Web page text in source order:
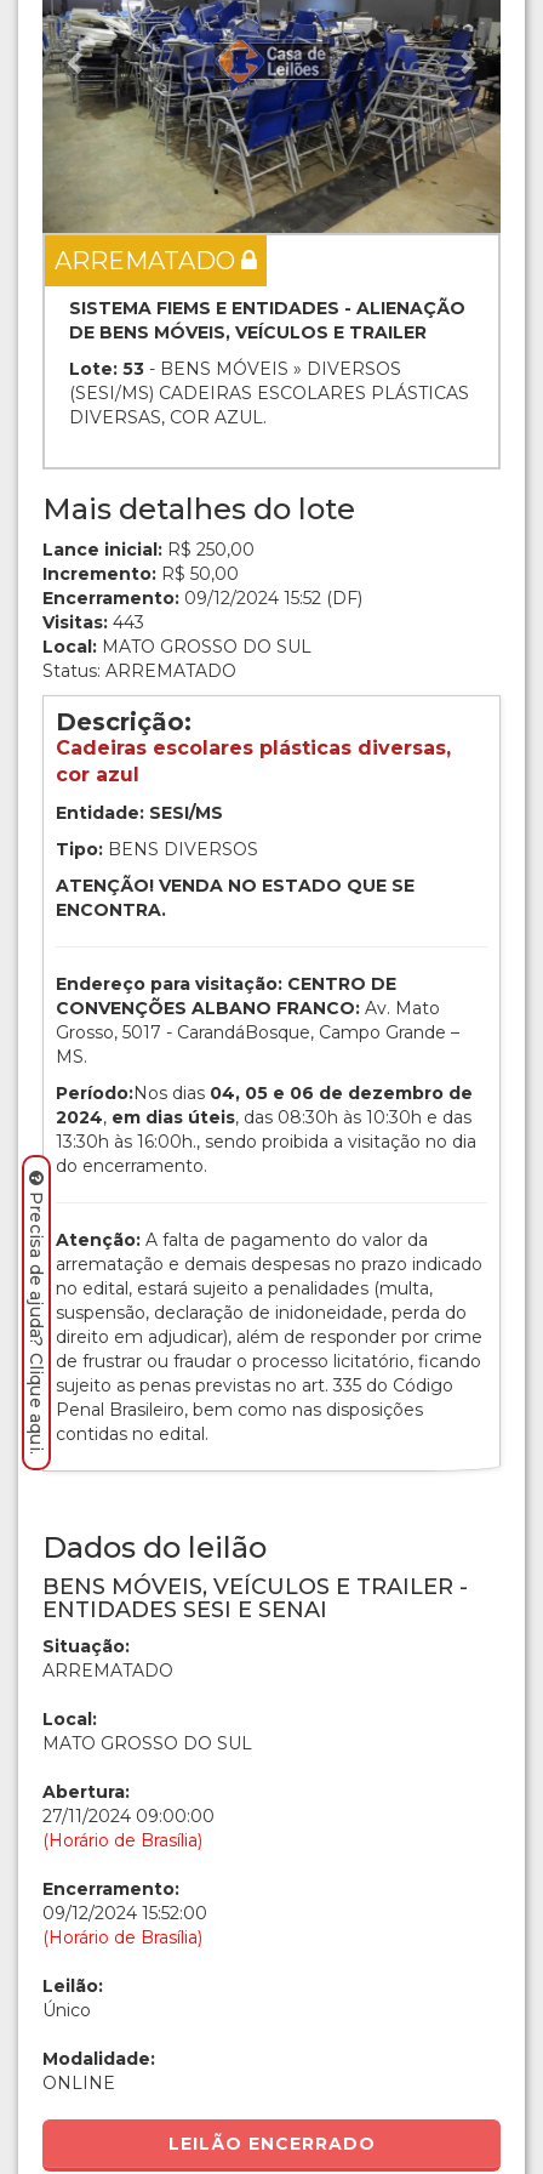
ARREMATADO
SISTEMA FIEMS E ENTIDADES - ALIENAÇÃO
DE BENS MÓVEIS, VEÍCULOS E TRAILER
Lote: 53 - BENS MÓVEIS » DIVERSOS
(SESI/MS) CADEIRAS ESCOLARES PLÁSTICAS
DIVERSAS, COR AZUL.
Mais detalhes do lote
Lance inicial: R$ 250,00
Incremento: R$ 50,00
Encerramento: 09/12/2024 15:52 (DF)
Visitas: 443
Local: MATO GROSSO DO SUL
Status: ARREMATADO
Descrição:
Cadeiras escolares plásticas diversas,
cor azul
Entidade: SESI/MS
Tipo: BENS DIVERSOS
ATENÇÃO! VENDA NO ESTADO QUE SE
ENCONTRA.
Endereço para visitação: CENTRO DE
CONVENÇÕES ALBANO FRANCO: Av. Mato
Grosso, 5017 - CarandáBosque, Campo Grande –
MS.
Período:Nos dias 04, 05 e 06 de dezembro de
2024, em dias úteis, das 08:30h às 10:30h e das
13:30h às 16:00h., sendo proibida a visitação no dia
do encerramento.
Atenção: A falta de pagamento do valor da
arrematação e demais despesas no prazo indicado
no edital, estará sujeito a penalidades (multa,
suspensão, declaração de inidoneidade, perda do
direito em adjudicar), além de responder por crime
de frustrar ou fraudar o processo licitatório, ficando
sujeito as penas previstas no art. 335 do Código
Penal Brasileiro, bem como nas disposições
contidas no edital.
Dados do leilão
BENS MÓVEIS, VEÍCULOS E TRAILER -
ENTIDADES SESI E SENAI
Situação:
ARREMATADO
Local:
MATO GROSSO DO SUL
Abertura:
27/11/2024 09:00:00
(Horário de Brasília)
Encerramento:
09/12/2024 15:52:00
(Horário de Brasília)
Leilão:
Único
Modalidade:
ONLINE
LEILÃO ENCERRADO
Precisa de ajuda? Clique aqui.